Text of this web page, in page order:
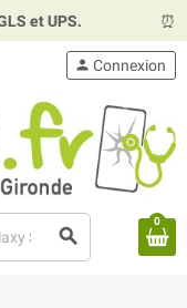
et UPS. ⏰
search
person Connexion
0